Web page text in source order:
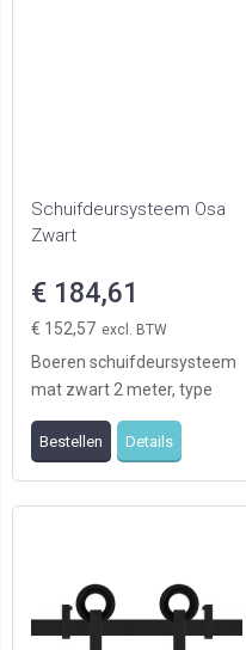
Schuifdeursysteem Osa
Zwart
€ 184,61
€ 152,57
Boeren schuifdeursysteem
mat zwart 2 meter, type
Osa geschikt voor 1deur
(levering exclusi ...
Bestellen Details